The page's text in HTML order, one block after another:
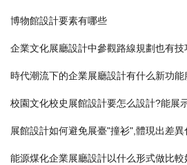
博物館設計要素有哪些
企業文化展廳設計中參觀路線規劃也有技
時代潮流下的企業展廳設計有什么新功能
校園文化校史展館設計要怎么設計?能展
展館設計如何避免展臺"撞衫",體現出差
能源煤化企業展廳設計以什么形式做比較